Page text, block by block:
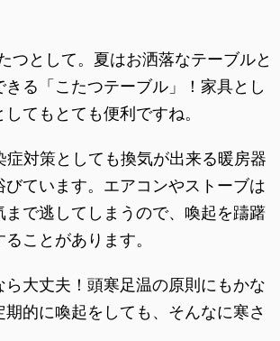
つとして。夏はお洒落なテーブルと
きる「こたつテーブル」！家具とし
てもとても便利ですね。
対策としても換気が出来る暖房器
ています。エアコンやストーブは
まで逃してしまうので、喚起を躊躇
ることがあります。
ら大丈夫！頭寒足温の原則にもかな
期的に喚起をしても、そんなに寒さ